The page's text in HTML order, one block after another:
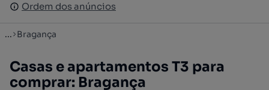
Ordem dos anúncios
Ordem dos anúncios
... Bragança
Casas e apartamentos T3 para
comprar: Bragança